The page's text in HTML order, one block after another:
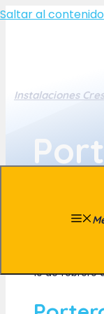
Saltar al contenido
Instalaciones
10 de febrero